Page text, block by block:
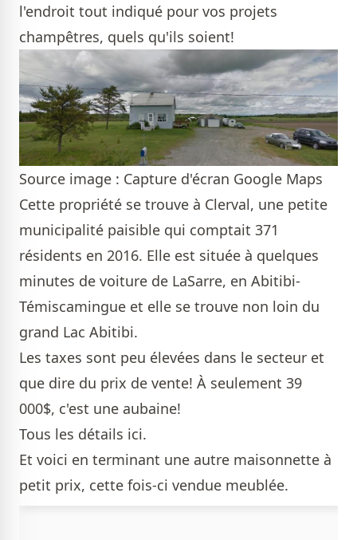
l'endroit tout indiqué pour vos projets
champêtres, quels qu'ils soient!
Source image : Capture d'écran Google Maps
Cette propriété se trouve à Clerval, une petite
municipalité paisible qui comptait 371
résidents en 2016. Elle est située à quelques
minutes de voiture de LaSarre, en Abitibi-
Témiscamingue et elle se trouve non loin du
grand Lac Abitibi.
Les taxes sont peu élevées dans le secteur et
que dire du prix de vente! À seulement 39
000$, c'est une aubaine!
Tous les détails ici.
Et voici en terminant une autre maisonnette à
petit prix, cette fois-ci vendue meublée.